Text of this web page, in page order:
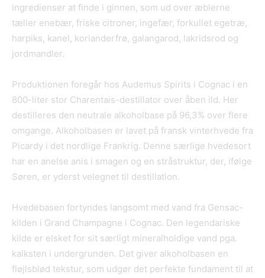
ingredienser at finde i ginnen, som ud over æblerne
tæller enebær, friske citroner, ingefær, forkullet egetræ,
harpiks, kanel, korianderfrø, galangarod, lakridsrod og
jordmandler.
Produktionen foregår hos Audemus Spirits i Cognac i en
800-liter stor Charentais-destillator over åben ild. Her
destilleres den neutrale alkoholbase på 96,3% over flere
omgange. Alkoholbasen er lavet på fransk vinterhvede fra
Picardy i det nordlige Frankrig. Denne særlige hvedesort
har en anelse anis i smagen og en stråstruktur, der, ifølge
Søren, er yderst velegnet til destillation.
Hvedebasen fortyndes langsomt med vand fra Gensac-
kilden i Grand Champagne i Cognac. Den legendariske
kilde er elsket for sit særligt mineralholdige vand pga.
kalksten i undergrunden. Det giver alkoholbasen en
fløjlsblød tekstur, som udgør det perfekte fundament til at